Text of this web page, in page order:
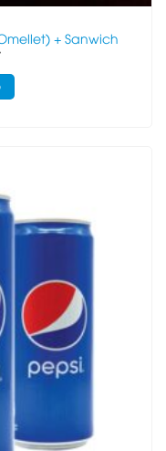
+ Sanwich